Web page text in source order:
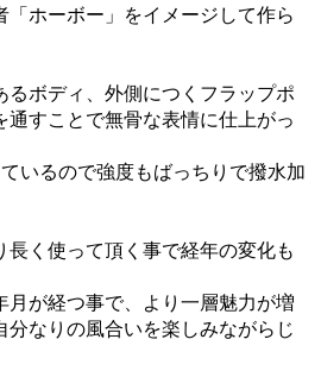
「ホーボー」をイメージして作ら
るボディ、外側につくフラップポ
通すことで無骨な表情に仕上がっ
いるので強度もばっちりで撥水加
長く使って頂く事で経年の変化も
月が経つ事で、より一層魅力が増
分なりの風合いを楽しみながらじ